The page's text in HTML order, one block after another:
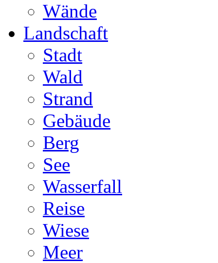
Wände
Landschaft
Stadt
Wald
Strand
Gebäude
Berg
See
Wasserfall
Reise
Wiese
Meer